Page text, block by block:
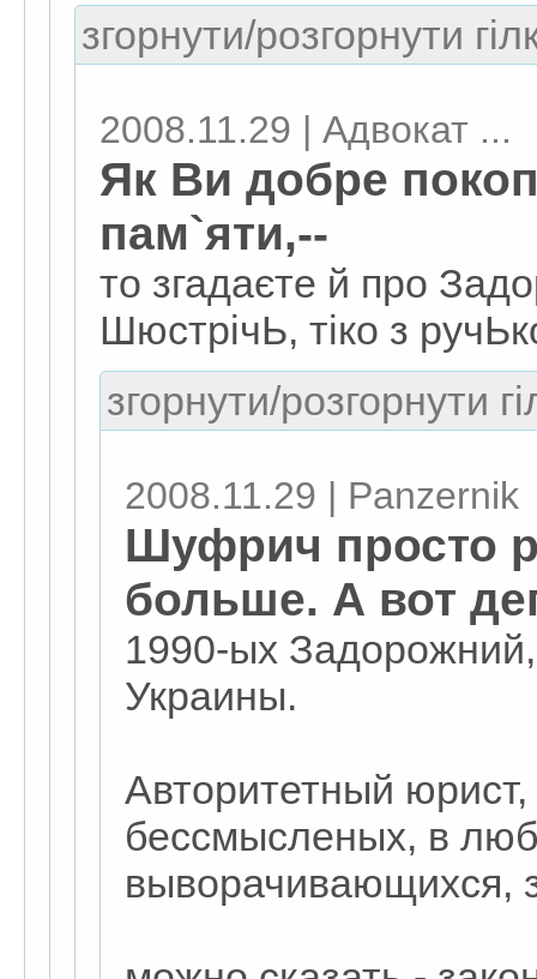
згорнути/розгорнути
2008.11.29 | Адвокат ...
Як Ви добре
пам`яти,--
то згадаєте й про
ШюстрічЬ, тіко з
згорнути/розгорнути
2008.11.29 | Panzernik
Шуфрич просто
больше. А вот
1990-ых
Украины.
Авторитетный
бессмысленых, в
выворачивающихся,